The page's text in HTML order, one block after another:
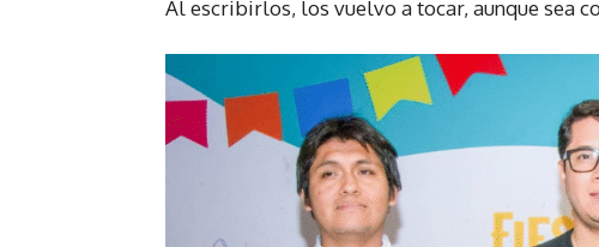
Al escribirlos, los vuelvo a tocar, aunque sea